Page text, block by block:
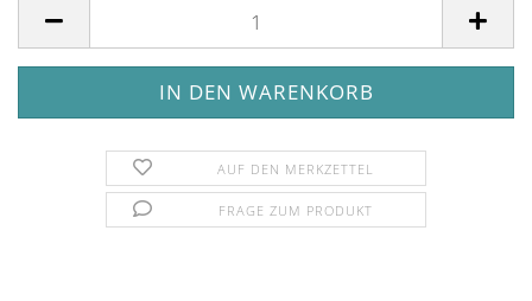
AUF DEN MERKZETTEL
FRAGE ZUM PRODUKT